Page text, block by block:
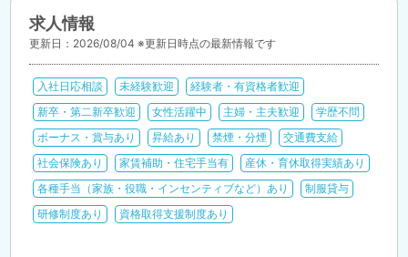
求人情報
更新日：2026/08/04 ※更新日時点の最新情報です
入社日応相談 未経験歓迎
経験者・有資格者歓迎
新卒・第二新卒歓迎
女性活躍中 主婦・主夫歓迎
学歴不問
ボーナス・賞与あり
昇給あり 禁煙・分煙
交通費支給
社会保険あり
家賃補助・住宅手当有
産休・育休取得実績あり
各種手当（家族・役職・インセンティブなど）あり
制服貸与
研修制度あり
資格取得支援制度あり